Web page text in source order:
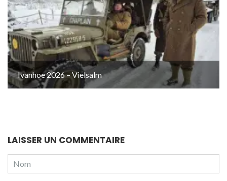
Ivanhoe 2026 – Vielsalm
LAISSER UN COMMENTAIRE